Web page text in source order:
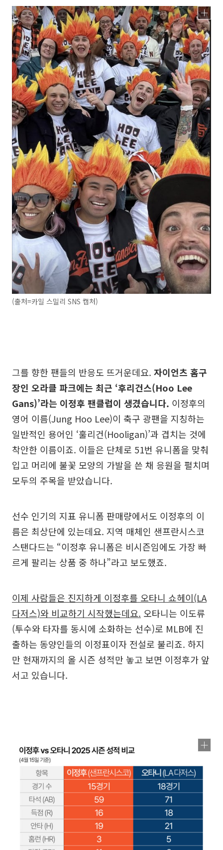
(출처=카일 스밀리 SNS 캡처)
그를 향한 팬들의 반응도 뜨거운데요. 자이언츠 홈구
장인 오라클 파크에는 최근 ‘후리건스(Hoo Lee
Gans)’라는 이정후 팬클럽이 생겼습니다. 이정후의
영어 이름(Jung Hoo Lee)이 축구 광팬을 지칭하는
일반적인 용어인 ‘훌리건(Hooligan)’과 겹치는 것에
착안한 이름이죠. 이들은 단체로 51번 유니폼을 맞춰
입고 머리에 불꽃 모양의 가발을 쓴 채 응원을 펼치며
모두의 주목을 받았습니다.
선수 인기의 지표 유니폼 판매량에서도 이정후의 이
름은 최상단에 있는데요. 지역 매체인 샌프란시스코
스탠다드는 “이정후 유니폼은 비시즌임에도 가장 빠
르게 팔리는 상품 중 하나”라고 보도했죠.
이제 사람들은 진지하게 이정후를 오타니 쇼헤이(LA
다저스)와 비교하기 시작했는데요. 오타니는 이도류
(투수와 타자를 동시에 소화하는 선수)로 MLB에 진
출하는 동양인들의 이정표이자 전설로 불리죠. 하지
만 현재까지의 올 시즌 성적만 놓고 보면 이정후가 앞
서고 있습니다.